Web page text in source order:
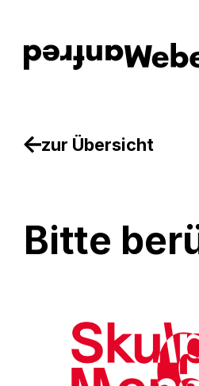
springen
zur Übersicht
Bitte